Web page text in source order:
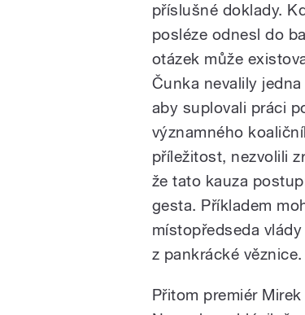
příslušné doklady.
posléze odnesl do
otázek může
Čunka nevalily
aby suplovali práci
významného
příležitost, nezvolili
že tato kauza
gesta. Příkladem
místopředseda
z pankrácké věznice.
Přitom premiér